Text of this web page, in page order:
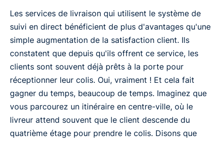
Les services de livraison qui utilisent le système de
suivi en direct bénéficient de plus d'avantages qu'une
simple augmentation de la satisfaction client. Ils
constatent que depuis qu'ils offrent ce service, les
clients sont souvent déjà prêts à la porte pour
réceptionner leur colis. Oui, vraiment ! Et cela fait
gagner du temps, beaucoup de temps. Imaginez que
vous parcourez un itinéraire en centre-ville, où le
livreur attend souvent que le client descende du
quatrième étage pour prendre le colis. Disons que